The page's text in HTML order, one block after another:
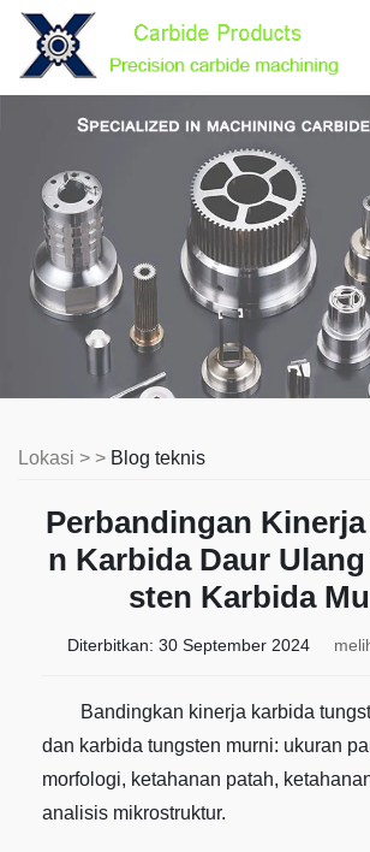
Lokasi > > Blog teknis
Perbandingan
n Karbida Daur
sten Karbida
Diterbitkan: 30 September 2024
Bandingkan kinerja karbida
dan karbida tungsten murni: ukuran
morfologi, ketahanan patah,
analisis mikrostruktur.